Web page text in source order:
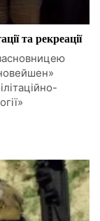
та рекреації